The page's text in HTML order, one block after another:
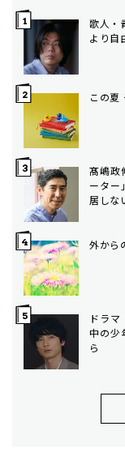
歌人・
より自
この夏
髙嶋政
ーター
居しな
外か
ドラ
中の少
ら